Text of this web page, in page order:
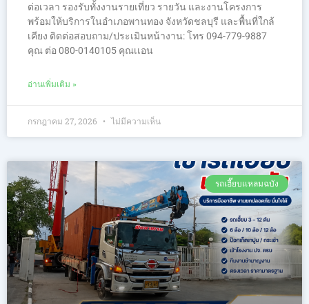
ต่อเวลา รองรับทั้งงานรายเที่ยว รายวัน และงานโครงการ
พร้อมให้บริการในอำเภอพานทอง จังหวัดชลบุรี และพื้นที่ใกล้
เคียง ติดต่อสอบถาม/ประเมินหน้างาน: โทร 094-779-9887
คุณ ต่อ 080-0140105 คุณเเอน
อ่านเพิ่มเติม »
กรกฎาคม 27, 2026 ไม่มีความเห็น
รถเฮี๊ยบเเหลมฉบัง